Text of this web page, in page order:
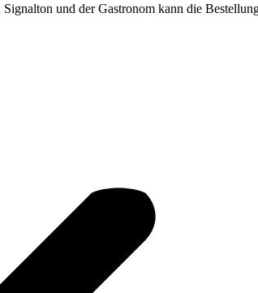
und der Gastronom kann die